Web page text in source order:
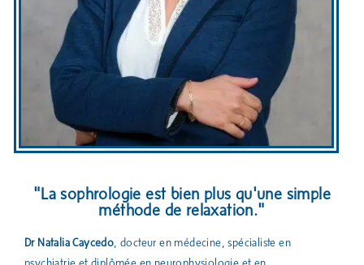
"La sophrologie est bien plus qu'une simple
méthode de relaxation."
Dr Natalia Caycedo, docteur en médecine, spécialiste en